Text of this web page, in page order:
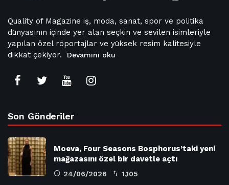
Quality of Magazine iş, moda, sanat, spor ve politika
dünyasının içinde yer alan seçkin ve sevilen isimleriyle
yapılan özel röportajlar ve yüksek resim kalitesiyle
dikkat çekiyor.
Devamını oku
Son Gönderiler
Moeva, Four Seasons Bosphorus’taki yeni
mağazasını özel bir davetle açtı
24/06/2026 1,105